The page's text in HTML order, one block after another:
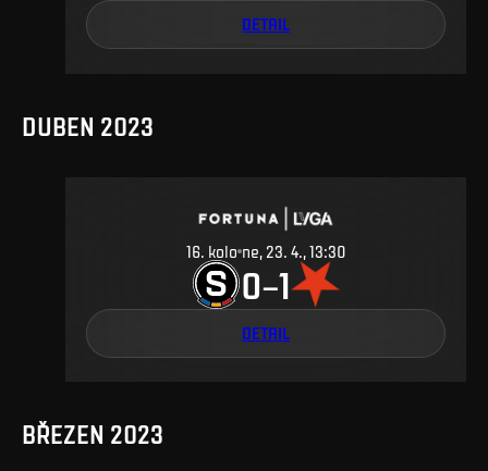
DETAIL
DUBEN 2023
16. kolo ne, 23. 4., 13:30
0–1
DETAIL
BŘEZEN 2023